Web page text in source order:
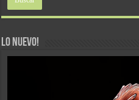
LO NUEVO!